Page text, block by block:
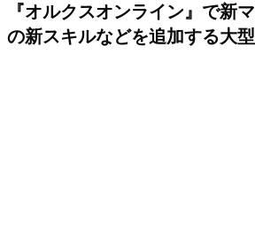
『オルクスオンライン』で新
の新スキルなどを追加する大